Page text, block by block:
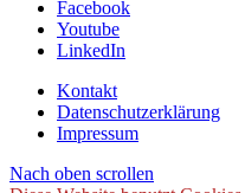
Facebook
Youtube
LinkedIn
Kontakt
Datenschutzerklärung
Impressum
Nach oben scrollen